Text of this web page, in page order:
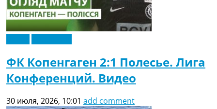
ФК Копенгаген 2:1 Полесье. Лига
Конференций. Видео
30 июля, 2026, 10:01 add comment